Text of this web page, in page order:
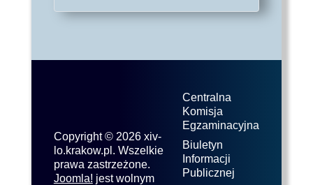
Copyright © 2026 xiv-
lo.krakow.pl. Wszelkie
prawa zastrzeżone.
Joomla! jest wolnym
Centralna
Komisja
Egzaminacyjna
Biuletyn
Informacji
Publicznej